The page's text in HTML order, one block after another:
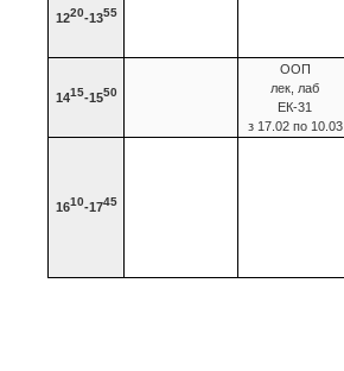
1220-1355
1415-1550
ООП
лек, лаб
ЕК-31
з 17.02 по 10.03
1610-1745